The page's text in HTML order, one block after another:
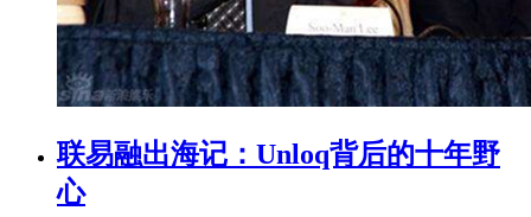
联易融出海记：Unloq背后的十年野
心